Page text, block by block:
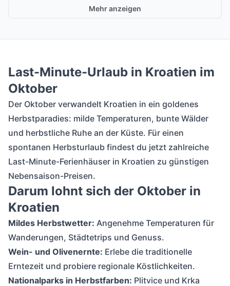
Mehr anzeigen
Last-Minute-Urlaub in Kroatien im
Oktober
Der Oktober verwandelt Kroatien in ein goldenes
Herbstparadies: milde Temperaturen, bunte Wälder
und herbstliche Ruhe an der Küste. Für einen
spontanen Herbsturlaub findest du jetzt zahlreiche
Last-Minute-Ferienhäuser in Kroatien zu günstigen
Nebensaison-Preisen.
Darum lohnt sich der Oktober in
Kroatien
Mildes Herbstwetter: Angenehme Temperaturen für
Wanderungen, Städtetrips und Genuss.
Wein- und Olivenernte: Erlebe die traditionelle
Erntezeit und probiere regionale Köstlichkeiten.
Nationalparks in Herbstfarben: Plitvice und Krka